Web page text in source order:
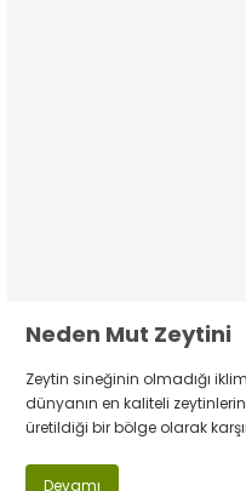
Neden Mut Zeytini
Zeytin sineğinin olmadığı
dünyanın en kaliteli
üretildiği bir bölge olarak
Devamı